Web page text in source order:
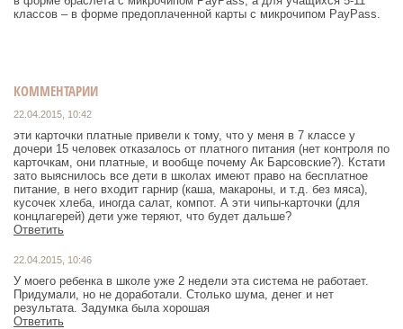
классов – в форме предоплаченной карты с микрочипом PayPass.
КОММЕНТАРИИ
22.04.2015, 10:42
эти карточки платные привели к тому, что у меня в 7 классе у
дочери 15 человек отказалось от платного питания (нет контроля по
карточкам, они платные, и вообще почему Ак Барсовские?). Кстати
зато выяснилось все дети в школах имеют право на бесплатное
питание, в него входит гарнир (каша, макароны, и т.д. без мяса),
кусочек хлеба, иногда салат, компот. А эти чипы-карточки (для
концлагерей) дети уже теряют, что будет дальше?
Ответить
22.04.2015, 10:46
У моего ребенка в школе уже 2 недели эта система не работает.
Придумали, но не доработали. Столько шума, денег и нет
результата. Задумка была хорошая
Ответить